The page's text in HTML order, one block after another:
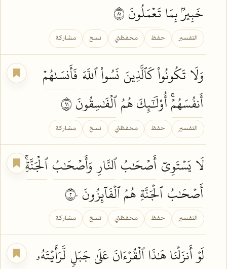
خَبِيرُۢبِمَا تَعۡمَلُونَ
التفسير حفظ محفظتي نسخ مشاركة
وَلَا تَكُونُواْكَٱلَّذِينَ نَسُواْٱللَّهَ فَأَنسَىٰهُمۡ
أَنفُسَهُمۡۚأُوْلَٰٓئِكَ هُمُٱلۡفَٰسِقُونَ
التفسير حفظ محفظتي نسخ مشاركة
لَا يَسۡتَوِيٓ أَصۡحَٰبُٱلنَّارِ وَأَصۡحَٰبُٱلۡجَنَّةِۚ
أَصۡحَٰبُٱلۡجَنَّةِهُمُٱلۡفَآئِزُونَ
التفسير حفظ محفظتي نسخ مشاركة
لَوۡأَنزَلۡنَاهَٰذَاٱلۡقُرۡءَانَعَلَىٰجَبَلٖ لَّرَأَيۡتَهُۥ